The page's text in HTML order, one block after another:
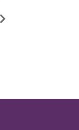
Tiago Pinheiro